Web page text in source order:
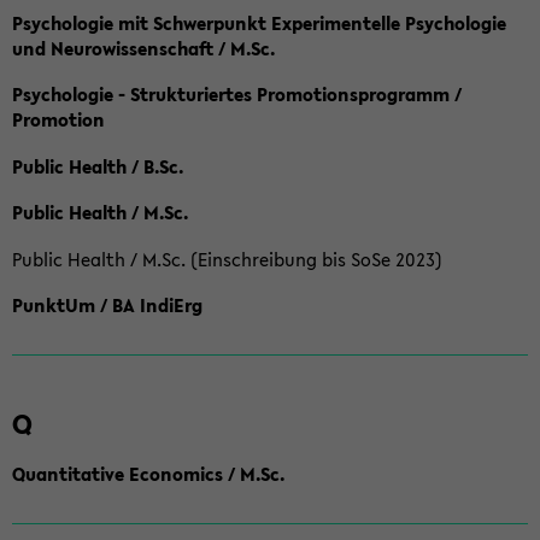
Psychologie mit Schwerpunkt Experimentelle Psychologie
und Neurowissenschaft / M.Sc.
Psychologie - Strukturiertes Promotionsprogramm /
Promotion
Public Health / B.Sc.
Public Health / M.Sc.
Public Health / M.Sc. (Einschreibung bis SoSe 2023)
PunktUm / BA IndiErg
Q
Quantitative Economics / M.Sc.